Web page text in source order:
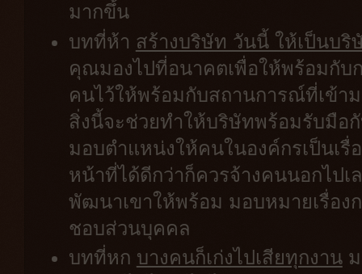
มากขึ้น
บทที่ห้า สร้างบริษัท วันนี้ ให้เป็นบ
คุณมองไปที่อนาคตเพื่อให้พร้อมกับก
คนไว้ให้พร้อมกับสถานการณ์ที่เข้า
สิ่งนี้จะช่วยทำให้บริษัทพร้อมรับมือ
มอบตำแหน่งให้คนในองค์กรเป็นเ
หน้าที่ได้ดีกว่าก็ควรจ้างคนนอกไป
พัฒนาเขาให้พร้อม มอบหมายเรื่อง
ชอบส่วนบุคคล
บทที่หก บางคนก็เก่งไปเสียทุกงานม